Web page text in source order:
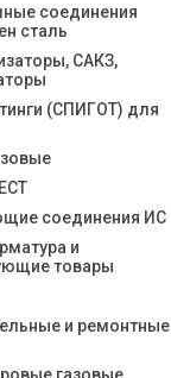
соединения
сталь
САКЗ,
(СПИГОТ) для
соединения ИС
и
товары
и ремонтные
газовые